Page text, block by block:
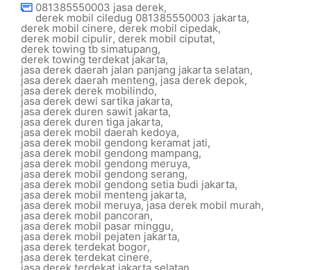
081385550003 jasa derek,
derek mobil ciledug 081385550003 jakarta,
derek mobil cinere, derek mobil cipedak,
derek mobil cipulir, derek mobil ciputat,
derek towing tb simatupang,
derek towing terdekat jakarta,
jasa derek daerah jalan panjang jakarta selatan,
jasa derek daerah menteng, jasa derek depok,
jasa derek derek mobilindo,
jasa derek dewi sartika jakarta,
jasa derek duren sawit jakarta,
jasa derek duren tiga jakarta,
jasa derek mobil daerah kedoya,
jasa derek mobil gendong keramat jati,
jasa derek mobil gendong mampang,
jasa derek mobil gendong meruya,
jasa derek mobil gendong serang,
jasa derek mobil gendong setia budi jakarta,
jasa derek mobil menteng jakarta,
jasa derek mobil meruya,jasa derek mobil murah,
jasa derek mobil pancoran,
jasa derek mobil pasar minggu,
jasa derek mobil pejaten jakarta,
jasa derek terdekat bogor,
jasa derek terdekat cinere,